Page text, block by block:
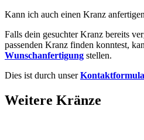
Kann ich auch einen Kranz
Falls dein gesuchter Kranz bereits
passenden Kranz finden konntest,
Wunschanfertigung stellen.
Dies ist durch unser
Weitere Kränze